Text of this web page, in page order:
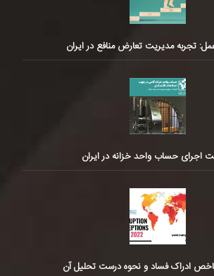
اجرای حساب واحد خزانه در ایران
ادراک فساد و نحوه درست تحلیل آن